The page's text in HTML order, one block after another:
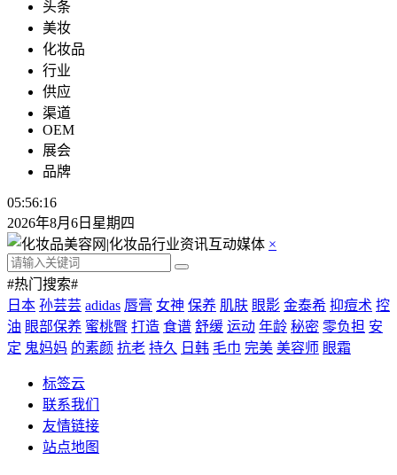
头条
美妆
化妆品
行业
供应
渠道
OEM
展会
品牌
05:56:17
2026年8月6日星期四
×
#热门搜索#
日本 孙芸芸 adidas 唇膏 女神 保养 肌肤 眼影 金泰希 抑痘术 控
油 眼部保养 蜜桃臀 打造 食谱 舒缓 运动 年龄 秘密 零负担 安
定 鬼妈妈 的素颜 抗老 持久 日韩 毛巾 完美 美容师 眼霜
标签云
联系我们
友情链接
站点地图